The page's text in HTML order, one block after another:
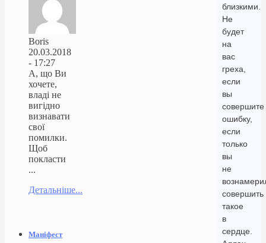
близкими.
Не
будет
на
вас
греха,
если
вы
совершите
ошибку,
если
только
вы
не
совершить
такое
в
сердце.
Boris
20.03.2018
- 17:27
А, що Ви
хочете,
владі не
вигідно
визнавати
свої
помилки.
Щоб
покласти
...
Детальніше...
Маніфест